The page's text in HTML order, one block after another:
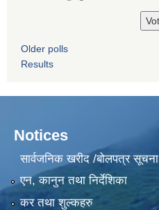
Older polls
Results
Notices
सार्वजनिक खरीद /बोलपत्र सूचना
एन, कानुन तथा निर्देशिका
कर तथा शुल्कहरु